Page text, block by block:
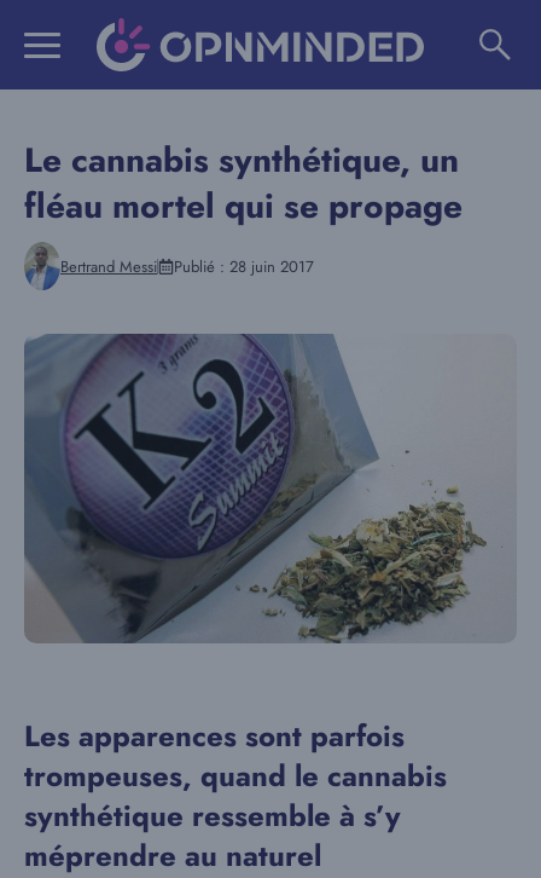
Le cannabis synthétique, un
fléau mortel qui se propage
Bertrand Messi Publié : 28 juin 2017
Les apparences sont parfois
trompeuses, quand le cannabis
synthétique ressemble à s’y
méprendre au naturel